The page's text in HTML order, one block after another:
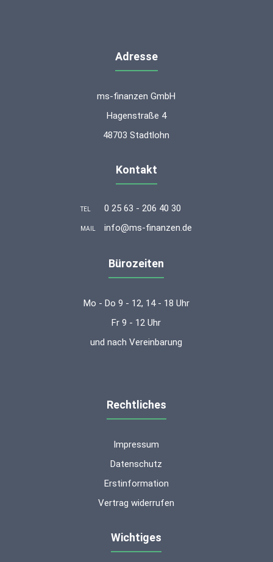
Adresse
ms-finanzen GmbH
Hagenstraße 4
48703 Stadtlohn
Kontakt
TEL 0 25 63 - 206 40 30
MAIL info@ms-finanzen.de
Bürozeiten
Mo - Do 9 - 12, 14 - 18 Uhr
Fr 9 - 12 Uhr
und nach Vereinbarung
Rechtliches
Impressum
Datenschutz
Erstinformation
Vertrag widerrufen
Wichtiges